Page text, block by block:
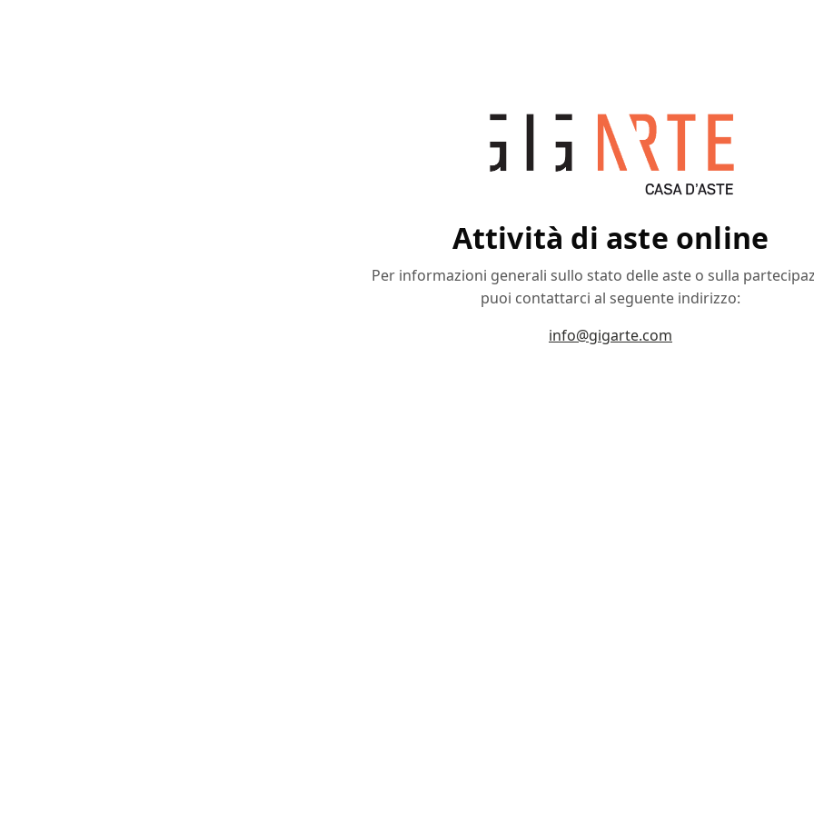
Attività di aste online
Per informazioni generali sullo stato delle aste o sulla
puoi contattarci al seguente indirizzo:
info@gigarte.com